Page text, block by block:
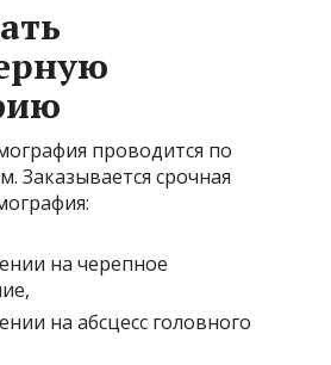
проводится по
Заказывается срочная
на черепное
на абсцесс головного